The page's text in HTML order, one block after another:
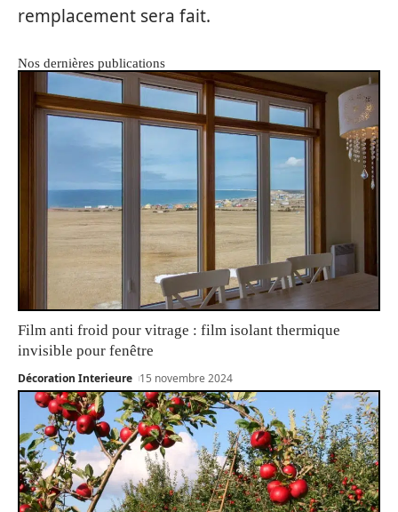
remplacement sera fait.
Nos dernières publications
Film anti froid pour vitrage : film isolant thermique
invisible pour fenêtre
Décoration Interieure 15 novembre 2024